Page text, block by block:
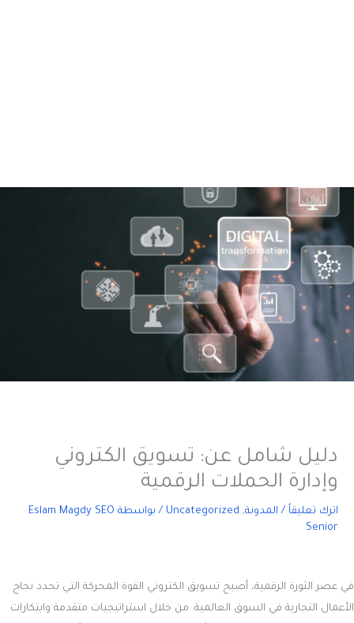
دليل شامل عن: تسويق الكتروني
وإدارة الحملات الرقمية
اترك تعليقاً / المدونة,
Uncategorized / بواسطة Eslam Magdy SEO
Senior
في عصر الثورة الرقمية، أصبح تسويق الكتروني القوة المحركة التي تحدد نجاح
الأعمال التجارية في السوق العالمية. من خلال استراتيجيات متقدمة وابتكارات